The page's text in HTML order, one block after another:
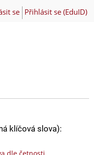
se Přihlásit se (EduID)
klíčová slova):
dle četnosti